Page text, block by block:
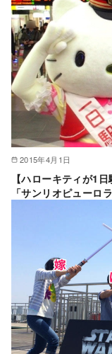
2015年4月1日
【ハローキティが1
「サンリオピューロ